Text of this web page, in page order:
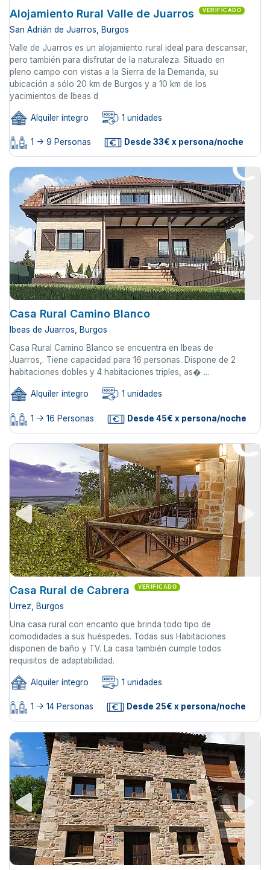
Alojamiento Rural Valle de Juarros VERIFICADO
San Adrián de Juarros, Burgos
Valle de Juarros es un alojamiento rural ideal para descansar,
pero también para disfrutar de la naturaleza. Situado en
pleno campo con vistas a la Sierra de la Demanda, su
ubicación a sólo 20 km de Burgos y a 10 km de los
yacimientos de Ibeas d
Alquiler íntegro 1 unidades
1 -> 9 Personas Desde 33€ x persona/noche
Casa Rural Camino Blanco
Ibeas de Juarros, Burgos
Casa Rural Camino Blanco se encuentra en Ibeas de
Juarros,. Tiene capacidad para 16 personas. Dispone de 2
habitaciones dobles y 4 habitaciones triples, as� ...
Alquiler íntegro 1 unidades
1 -> 16 Personas Desde 45€ x persona/noche
Casa Rural de Cabrera VERIFICADO
Urrez, Burgos
Una casa rural con encanto que brinda todo tipo de
comodidades a sus huéspedes. Todas sus Habitaciones
disponen de baño y TV. La casa también cumple todos
requisitos de adaptabilidad.
Alquiler íntegro 1 unidades
1 -> 14 Personas Desde 25€ x persona/noche